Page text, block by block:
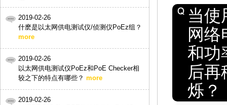
当使
网
和功
后再
烁？
2019-02-26
什麽是以太网供电测试仪/侦测仪PoEz组？
more
2019-02-26
以太网供电测试仪PoEz和PoE Checker相
较之下的特点有哪些？ more
2019-02-26